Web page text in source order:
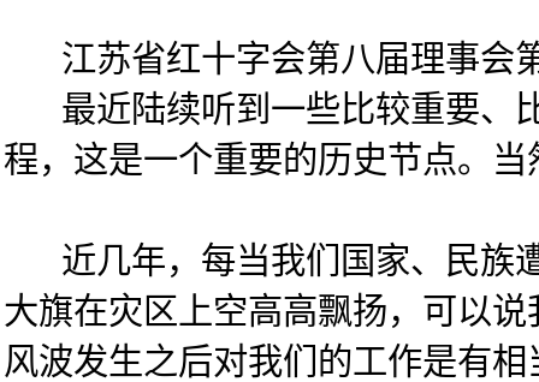
江苏省红十字会第八届理事会第
最近陆续听到一些比较重要、比
程，这是一个重要的历史节点。
近几年，每当我们国家、民族遭
大旗在灾区上空高高飘扬，可以
风波发生之后对我们的工作是有